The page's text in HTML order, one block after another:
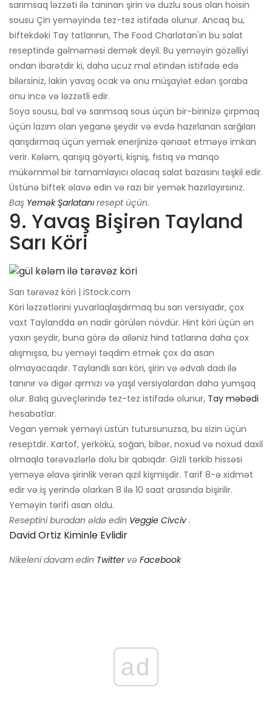
sarımsaq ləzzəti ilə tanınan şirin və duzlu sous olan hoisin
sousu Çin yeməyində tez-tez istifadə olunur. Ancaq bu,
biftekdəki Tay tatlarının, The Food Charlatan'ın bu salat
reseptində gəlməməsi demək deyil. Bu yeməyin gözəlliyi
ondan ibarətdir ki, daha ucuz mal ətindən istifadə edə
bilərsiniz, lakin yavaş ocak və onu müşayiət edən şoraba
onu incə və ləzzətli edir.
Soya sousu, bal və sarımsaq sous üçün bir-birinizə çırpmaq
üçün lazım olan yeganə şeydir və evdə hazırlanan sarğıları
qarışdırmaq üçün yemək enerjinizə qənaət etməyə imkan
verir. Kələm, qarışıq göyərti, kişniş, fıstıq və manqo
mükəmməl bir tamamlayıcı olacaq salat bazasını təşkil edir.
Üstünə biftek əlavə edin və razı bir yemək hazırlayırsınız.
Baş Yemək Şarlatanı resept üçün.
9. Yavaş Bişirən Tayland
Sarı Köri
Sarı tərəvəz köri | iStock.com
Köri ləzzətlərini yuvarlaqlaşdırmaq bu sarı versiyadır, çox
vaxt Taylandda ən nadir görülən növdür. Hint köri üçün ən
yaxın şeydir, buna görə də ailəniz hind tatlarına daha çox
alışmışsa, bu yeməyi təqdim etmək çox da asan
olmayacaqdır. Taylandlı sarı köri, şirin və ədvalı dadı ilə
tanınır və digər qırmızı və yaşıl versiyalardan daha yumşaq
olur. Balıq güveçlərində tez-tez istifadə olunur, Tay məbədi
hesabatlar.
Vegan yemək yeməyi üstün tutursunuzsa, bu sizin üçün
reseptdir. Kartof, yerkökü, soğan, bibər, noxud və noxud daxil
olmaqla tərəvəzlərlə dolu bir qabıqdır. Gizli tərkib hissəsi
yeməyə əlavə şirinlik verən qızıl kişmişdir. Tarif 8-ə xidmət
edir və iş yerində olarkən 8 ilə 10 saat arasında bişirilir.
Yeməyin tərifi asan oldu.
Reseptini buradan əldə edin Veggie Civciv .
David Ortiz Kiminle Evlidir
Nikeleni davam edin Twittervə Facebook
ad